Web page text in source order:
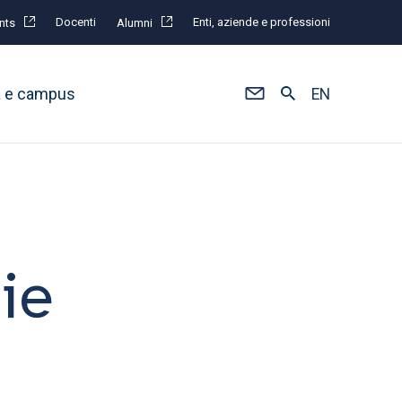
Docenti Alumni Enti, aziende e professioni
e campus EN